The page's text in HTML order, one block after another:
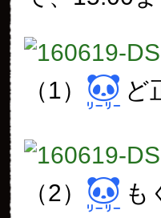
（1） ど
（2） も